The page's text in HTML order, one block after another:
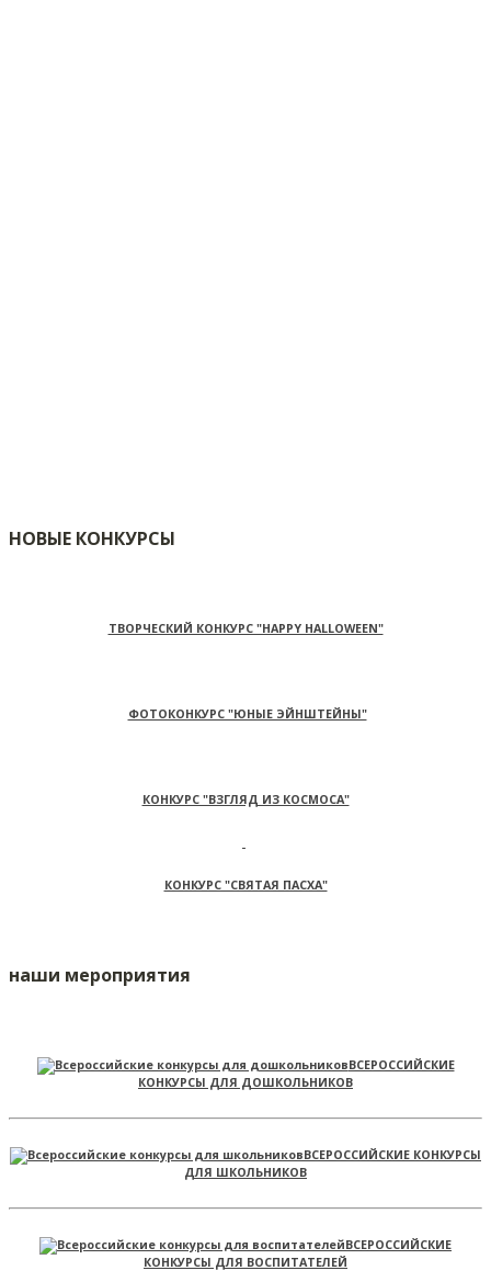
НОВЫЕ КОНКУРСЫ
ТВОРЧЕСКИЙ КОНКУРС "HAPPY HALLOWEEN"
ФОТОКОНКУРС "ЮНЫЕ ЭЙНШТЕЙНЫ"
КОНКУРС "ВЗГЛЯД ИЗ КОСМОСА"
КОНКУРС "СВЯТАЯ ПАСХА"
наши мероприятия
ВСЕРОССИЙСКИЕ
КОНКУРСЫ ДЛЯ ДОШКОЛЬНИКОВ
ВСЕРОССИЙСКИЕ КОНКУРСЫ
ДЛЯ ШКОЛЬНИКОВ
ВСЕРОССИЙСКИЕ
КОНКУРСЫ ДЛЯ ВОСПИТАТЕЛЕЙ